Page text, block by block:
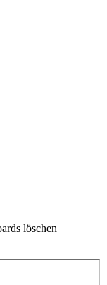
löschen